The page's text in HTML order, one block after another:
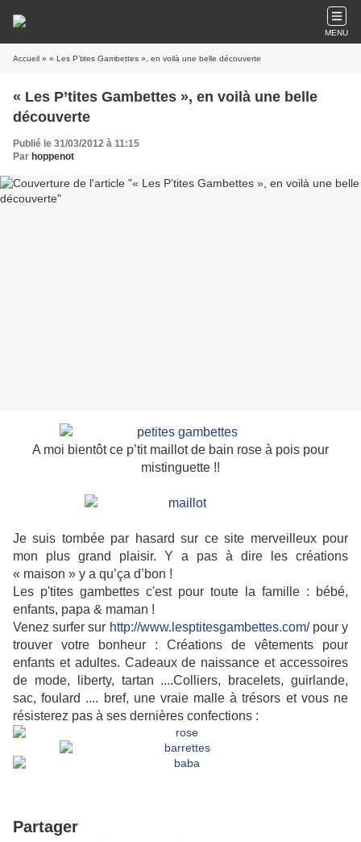
MENU
Accueil » « Les P’tites Gambettes », en voilà une belle découverte
« Les P’tites Gambettes », en voilà une belle
découverte
Publié le 31/03/2012 à 11:15
Par hoppenot
A moi bientôt ce p’tit maillot de bain rose à pois pour
mistinguette !!
Je suis tombée par hasard sur ce site merveilleux pour
mon plus grand plaisir. Y a pas à dire les créations
« maison » y a qu’ça d’bon !
Les p'tites gambettes c'est pour toute la famille : bébé,
enfants, papa & maman !
Venez surfer sur http://www.lesptitesgambettes.com/pour y
trouver votre bonheur : Créations de vêtements pour
enfants et adultes. Cadeaux de naissance et accessoires
de mode, liberty, tartan ....Colliers, bracelets, guirlande,
sac, foulard .... bref, une vraie malle à trésors et vous ne
résisterez pas à ses dernières confections :
Partager